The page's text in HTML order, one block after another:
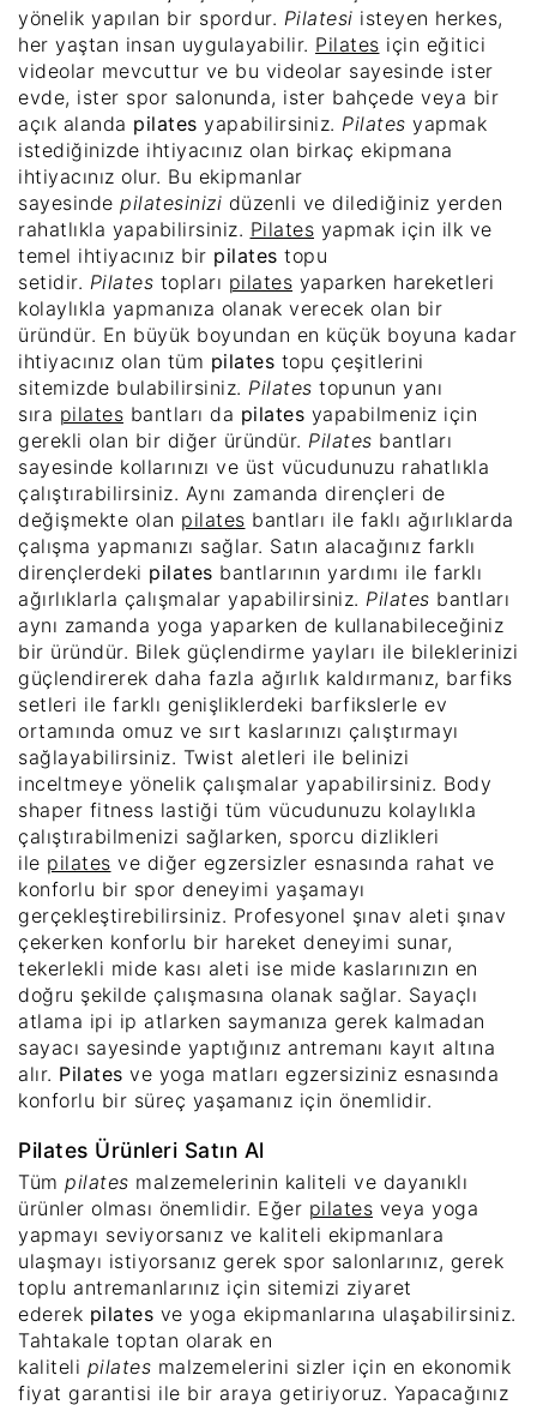
yönelik yapılan bir spordur. Pilatesi isteyen herkes,
her yaştan insan uygulayabilir. Pilates için eğitici
videolar mevcuttur ve bu videolar sayesinde ister
evde, ister spor salonunda, ister bahçede veya bir
açık alanda pilates yapabilirsiniz. Pilates yapmak
istediğinizde ihtiyacınız olan birkaç ekipmana
ihtiyacınız olur. Bu ekipmanlar
sayesinde pilatesinizi düzenli ve dilediğiniz yerden
rahatlıkla yapabilirsiniz. Pilates yapmak için ilk ve
temel ihtiyacınız bir pilates topu
setidir. Pilates topları pilates yaparken hareketleri
kolaylıkla yapmanıza olanak verecek olan bir
üründür. En büyük boyundan en küçük boyuna kadar
ihtiyacınız olan tüm pilates topu çeşitlerini
sitemizde bulabilirsiniz. Pilates topunun yanı
sıra pilates bantları da pilates yapabilmeniz için
gerekli olan bir diğer üründür. Pilates bantları
sayesinde kollarınızı ve üst vücudunuzu rahatlıkla
çalıştırabilirsiniz. Aynı zamanda dirençleri de
değişmekte olan pilates bantları ile faklı ağırlıklarda
çalışma yapmanızı sağlar. Satın alacağınız farklı
dirençlerdeki pilates bantlarının yardımı ile farklı
ağırlıklarla çalışmalar yapabilirsiniz. Pilates bantları
aynı zamanda yoga yaparken de kullanabileceğiniz
bir üründür. Bilek güçlendirme yayları ile bileklerinizi
güçlendirerek daha fazla ağırlık kaldırmanız, barfiks
setleri ile farklı genişliklerdeki barfikslerle ev
ortamında omuz ve sırt kaslarınızı çalıştırmayı
sağlayabilirsiniz. Twist aletleri ile belinizi
inceltmeye yönelik çalışmalar yapabilirsiniz. Body
shaper fitness lastiği tüm vücudunuzu kolaylıkla
çalıştırabilmenizi sağlarken, sporcu dizlikleri
ile pilates ve diğer egzersizler esnasında rahat ve
konforlu bir spor deneyimi yaşamayı
gerçekleştirebilirsiniz. Profesyonel şınav aleti şınav
çekerken konforlu bir hareket deneyimi sunar,
tekerlekli mide kası aleti ise mide kaslarınızın en
doğru şekilde çalışmasına olanak sağlar. Sayaçlı
atlama ipi ip atlarken saymanıza gerek kalmadan
sayacı sayesinde yaptığınız antremanı kayıt altına
alır. Pilates ve yoga matları egzersiziniz esnasında
konforlu bir süreç yaşamanız için önemlidir.
Pilates Ürünleri Satın Al
Tüm pilates malzemelerinin kaliteli ve dayanıklı
ürünler olması önemlidir. Eğer pilates veya yoga
yapmayı seviyorsanız ve kaliteli ekipmanlara
ulaşmayı istiyorsanız gerek spor salonlarınız, gerek
toplu antremanlarınız için sitemizi ziyaret
ederek pilates ve yoga ekipmanlarına ulaşabilirsiniz.
Tahtakale toptan olarak en
kaliteli pilates malzemelerini sizler için en ekonomik
fiyat garantisi ile bir araya getiriyoruz. Yapacağınız